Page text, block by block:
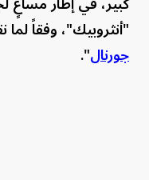
"أنثروبيك"، وفقاً
جورنال".